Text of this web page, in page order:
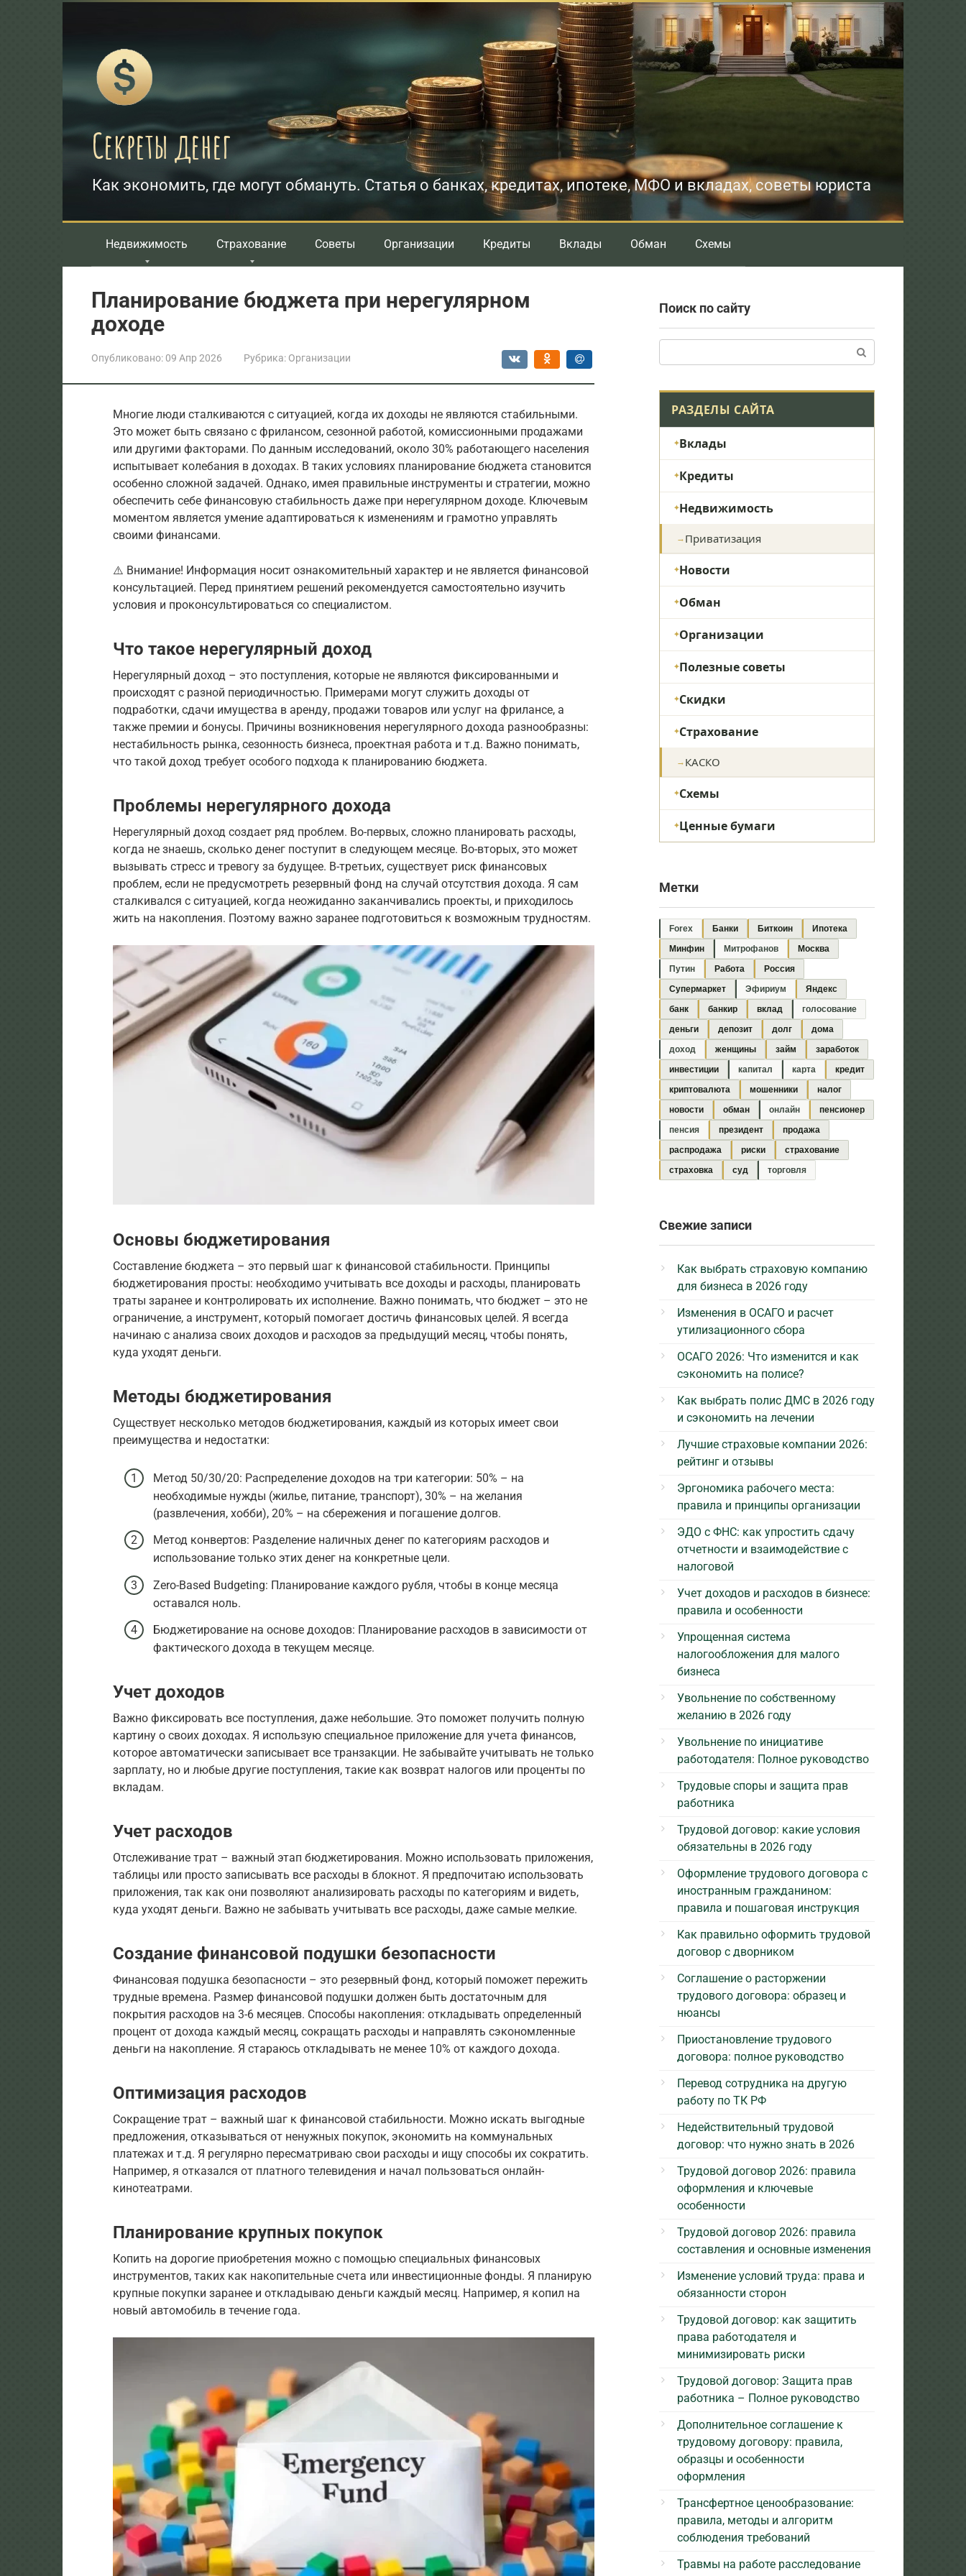
Секреты денег
Как экономить, где могут обмануть. Статья о банках, кредитах, ипотеке, МФО и вкладах, советы юриста
Недвижимость Страхование Советы Организации Кредиты Вклады Обман Схемы
Планирование бюджета при нерегулярном
доходе
Опубликовано: 09 Апр 2026 Рубрика: Организации
Многие люди сталкиваются с ситуацией, когда их доходы не являются стабильными.
Это может быть связано с фрилансом, сезонной работой, комиссионными продажами
или другими факторами. По данным исследований, около 30% работающего населения
испытывает колебания в доходах. В таких условиях планирование бюджета становится
особенно сложной задачей. Однако, имея правильные инструменты и стратегии, можно
обеспечить себе финансовую стабильность даже при нерегулярном доходе. Ключевым
моментом является умение адаптироваться к изменениям и грамотно управлять
своими финансами.
⚠️ Внимание! Информация носит ознакомительный характер и не является финансовой
консультацией. Перед принятием решений рекомендуется самостоятельно изучить
условия и проконсультироваться со специалистом.
Что такое нерегулярный доход
Нерегулярный доход – это поступления, которые не являются фиксированными и
происходят с разной периодичностью. Примерами могут служить доходы от
подработки, сдачи имущества в аренду, продажи товаров или услуг на фрилансе, а
также премии и бонусы. Причины возникновения нерегулярного дохода разнообразны:
нестабильность рынка, сезонность бизнеса, проектная работа и т.д. Важно понимать,
что такой доход требует особого подхода к планированию бюджета.
Проблемы нерегулярного дохода
Нерегулярный доход создает ряд проблем. Во-первых, сложно планировать расходы,
когда не знаешь, сколько денег поступит в следующем месяце. Во-вторых, это может
вызывать стресс и тревогу за будущее. В-третьих, существует риск финансовых
проблем, если не предусмотреть резервный фонд на случай отсутствия дохода. Я сам
сталкивался с ситуацией, когда неожиданно заканчивались проекты, и приходилось
жить на накопления. Поэтому важно заранее подготовиться к возможным трудностям.
Основы бюджетирования
Составление бюджета – это первый шаг к финансовой стабильности. Принципы
бюджетирования просты: необходимо учитывать все доходы и расходы, планировать
траты заранее и контролировать их исполнение. Важно понимать, что бюджет – это не
ограничение, а инструмент, который помогает достичь финансовых целей. Я всегда
начинаю с анализа своих доходов и расходов за предыдущий месяц, чтобы понять,
куда уходят деньги.
Методы бюджетирования
Существует несколько методов бюджетирования, каждый из которых имеет свои
преимущества и недостатки:
Метод 50/30/20: Распределение доходов на три категории: 50% – на
необходимые нужды (жилье, питание, транспорт), 30% – на желания
(развлечения, хобби), 20% – на сбережения и погашение долгов.
Метод конвертов: Разделение наличных денег по категориям расходов и
использование только этих денег на конкретные цели.
Zero-Based Budgeting: Планирование каждого рубля, чтобы в конце месяца
оставался ноль.
Бюджетирование на основе доходов: Планирование расходов в зависимости от
фактического дохода в текущем месяце.
Учет доходов
Важно фиксировать все поступления, даже небольшие. Это поможет получить полную
картину о своих доходах. Я использую специальное приложение для учета финансов,
которое автоматически записывает все транзакции. Не забывайте учитывать не только
зарплату, но и любые другие поступления, такие как возврат налогов или проценты по
вкладам.
Учет расходов
Отслеживание трат – важный этап бюджетирования. Можно использовать приложения,
таблицы или просто записывать все расходы в блокнот. Я предпочитаю использовать
приложения, так как они позволяют анализировать расходы по категориям и видеть,
куда уходят деньги. Важно не забывать учитывать все расходы, даже самые мелкие.
Создание финансовой подушки безопасности
Финансовая подушка безопасности – это резервный фонд, который поможет пережить
трудные времена. Размер финансовой подушки должен быть достаточным для
покрытия расходов на 3-6 месяцев. Способы накопления: откладывать определенный
процент от дохода каждый месяц, сокращать расходы и направлять сэкономленные
деньги на накопление. Я стараюсь откладывать не менее 10% от каждого дохода.
Оптимизация расходов
Сокращение трат – важный шаг к финансовой стабильности. Можно искать выгодные
предложения, отказываться от ненужных покупок, экономить на коммунальных
платежах и т.д. Я регулярно пересматриваю свои расходы и ищу способы их сократить.
Например, я отказался от платного телевидения и начал пользоваться онлайн-
кинотеатрами.
Планирование крупных покупок
Копить на дорогие приобретения можно с помощью специальных финансовых
инструментов, таких как накопительные счета или инвестиционные фонды. Я планирую
крупные покупки заранее и откладываю деньги каждый месяц. Например, я копил на
новый автомобиль в течение года.
Поиск по сайту
РАЗДЕЛЫ САЙТА
Вклады
Кредиты
Недвижимость
Приватизация
Новости
Обман
Организации
Полезные советы
Скидки
Страхование
КАСКО
Схемы
Ценные бумаги
Метки
Forex Банки Биткоин
Ипотека
Минфин
Митрофанов
Москва
Путин
Работа
Россия
Супермаркет
Эфириум
Яндекс
банк
банкир вклад
голосование
деньги
депозит долг
дома
доход
женщины займ
заработок
инвестиции
капитал карта
кредит
криптовалюта
мошенники
налог
новости
обман онлайн
пенсионер
пенсия
президент
продажа
распродажа
риски
страхование
страховка
суд торговля
Свежие записи
Как выбрать страховую компанию
для бизнеса в 2026 году
Изменения в ОСАГО и расчет
утилизационного сбора
ОСАГО 2026: Что изменится и как
сэкономить на полисе?
Как выбрать полис ДМС в 2026 году
и сэкономить на лечении
Лучшие страховые компании 2026:
рейтинг и отзывы
Эргономика рабочего места:
правила и принципы организации
ЭДО с ФНС: как упростить сдачу
отчетности и взаимодействие с
налоговой
Учет доходов и расходов в бизнесе:
правила и особенности
Упрощенная система
налогообложения для малого
бизнеса
Увольнение по собственному
желанию в 2026 году
Увольнение по инициативе
работодателя: Полное руководство
Трудовые споры и защита прав
работника
Трудовой договор: какие условия
обязательны в 2026 году
Оформление трудового договора с
иностранным гражданином:
правила и пошаговая инструкция
Как правильно оформить трудовой
договор с дворником
Соглашение о расторжении
трудового договора: образец и
нюансы
Приостановление трудового
договора: полное руководство
Перевод сотрудника на другую
работу по ТК РФ
Недействительный трудовой
договор: что нужно знать в 2026
Трудовой договор 2026: правила
оформления и ключевые
особенности
Трудовой договор 2026: правила
составления и основные изменения
Изменение условий труда: права и
обязанности сторон
Трудовой договор: как защитить
права работодателя и
минимизировать риски
Трудовой договор: Защита прав
работника – Полное руководство
Дополнительное соглашение к
трудовому договору: правила,
образцы и особенности
оформления
Трансфертное ценообразование:
правила, методы и алгоритм
соблюдения требований
Травмы на работе расследование